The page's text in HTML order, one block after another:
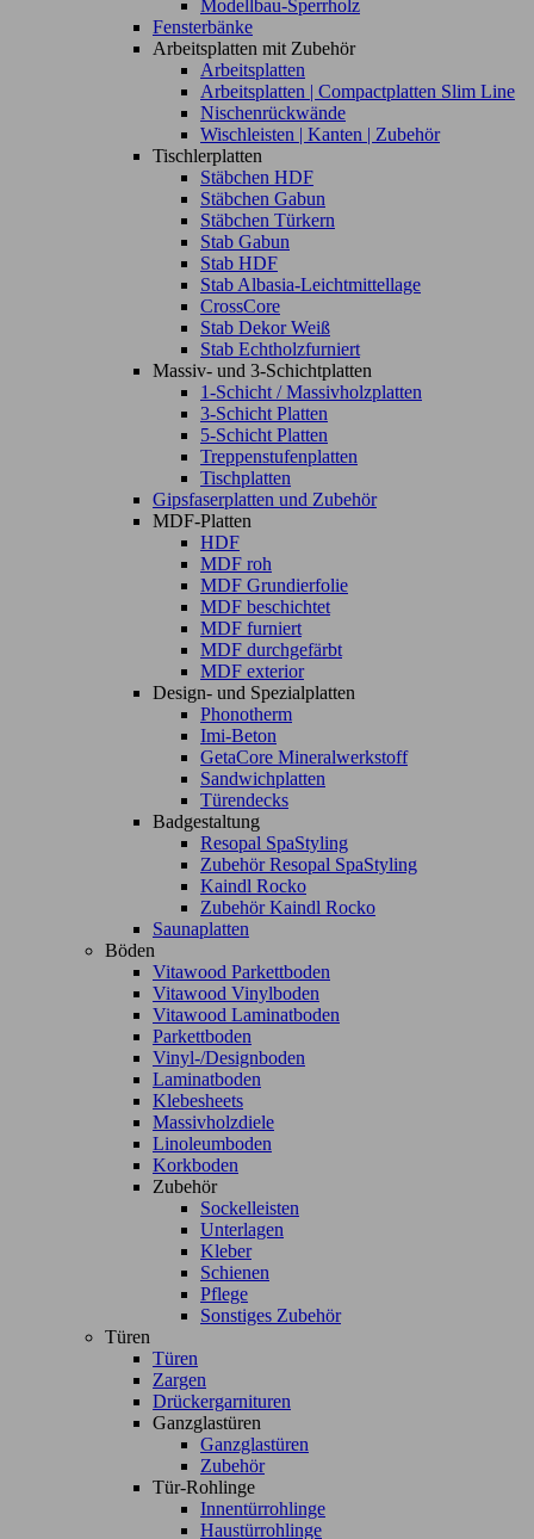
Modellbau-Sperrholz
Fensterbänke
Arbeitsplatten mit Zubehör
Arbeitsplatten
Arbeitsplatten | Compactplatten Slim Line
Nischenrückwände
Wischleisten | Kanten | Zubehör
Tischlerplatten
Stäbchen HDF
Stäbchen Gabun
Stäbchen Türkern
Stab Gabun
Stab HDF
Stab Albasia-Leichtmittellage
CrossCore
Stab Dekor Weiß
Stab Echtholzfurniert
Massiv- und 3-Schichtplatten
1-Schicht / Massivholzplatten
3-Schicht Platten
5-Schicht Platten
Treppenstufenplatten
Tischplatten
Gipsfaserplatten und Zubehör
MDF-Platten
HDF
MDF roh
MDF Grundierfolie
MDF beschichtet
MDF furniert
MDF durchgefärbt
MDF exterior
Design- und Spezialplatten
Phonotherm
Imi-Beton
GetaCore Mineralwerkstoff
Sandwichplatten
Türendecks
Badgestaltung
Resopal SpaStyling
Zubehör Resopal SpaStyling
Kaindl Rocko
Zubehör Kaindl Rocko
Saunaplatten
Böden
Vitawood Parkettboden
Vitawood Vinylboden
Vitawood Laminatboden
Parkettboden
Vinyl-/Designboden
Laminatboden
Klebesheets
Massivholzdiele
Linoleumboden
Korkboden
Zubehör
Sockelleisten
Unterlagen
Kleber
Schienen
Pflege
Sonstiges Zubehör
Türen
Türen
Zargen
Drückergarnituren
Ganzglastüren
Ganzglastüren
Zubehör
Tür-Rohlinge
Innentürrohlinge
Haustürrohlinge